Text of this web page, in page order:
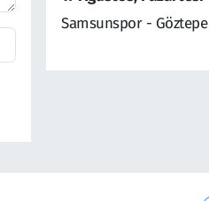
Samsunspor - Göztepe